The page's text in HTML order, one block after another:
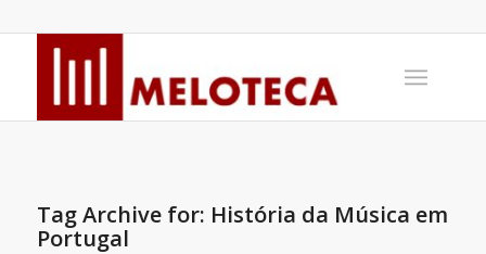
Tag Archive for: História da Música em
Portugal